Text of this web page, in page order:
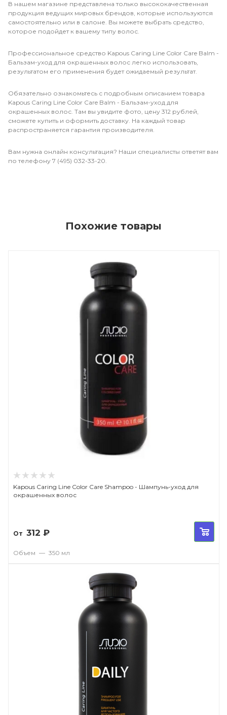
В нашем магазине представлена только высококачественная
продукция ведущих мировых брендов, которые используются
самостоятельно или в салоне. Вы можете выбрать средство,
которое подойдет к вашему типу волос.
Профессиональное средство Kapous Caring Line Color Care Balm -
Бальзам-уход для окрашенных волос легко использовать,
результатом его применения будет ожидаемый результат.
Обязательно ознакомьтесь с подробным описанием товара
Kapous Caring Line Color Care Balm - Бальзам-уход для
окрашенных волос. Там вы увидите фото, цену 312 рублей,
сможете купить и оформить доставку. На каждый товар
распространяется гарантия производителя.
Вам нужна онлайн консультация? Наши специалисты ответят вам
по телефону 7 (495) 032-33-20.
Похожие товары
Kapous Caring Line Color Care Shampoo - Шампунь-уход для
окрашенных волос
От 312 ₽
Объем — 350 мл